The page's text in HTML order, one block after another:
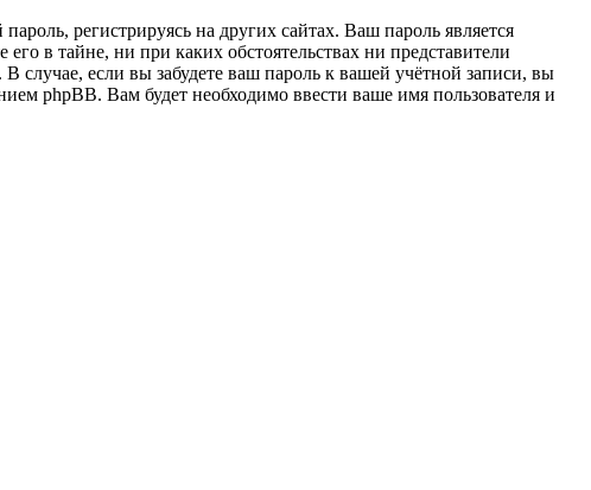
регистрируясь на других сайтах. Ваш пароль является
тайне, ни при каких обстоятельствах ни представители
если вы забудете ваш пароль к вашей учётной записи, вы
phpBB. Вам будет необходимо ввести ваше имя пользователя и